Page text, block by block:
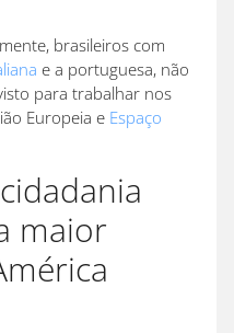
brasileiros com
e a portuguesa, não
para trabalhar nos
Europeia e Espaço
maior